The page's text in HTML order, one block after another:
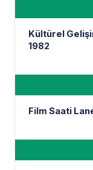
Kültürel
1982
Film Saati